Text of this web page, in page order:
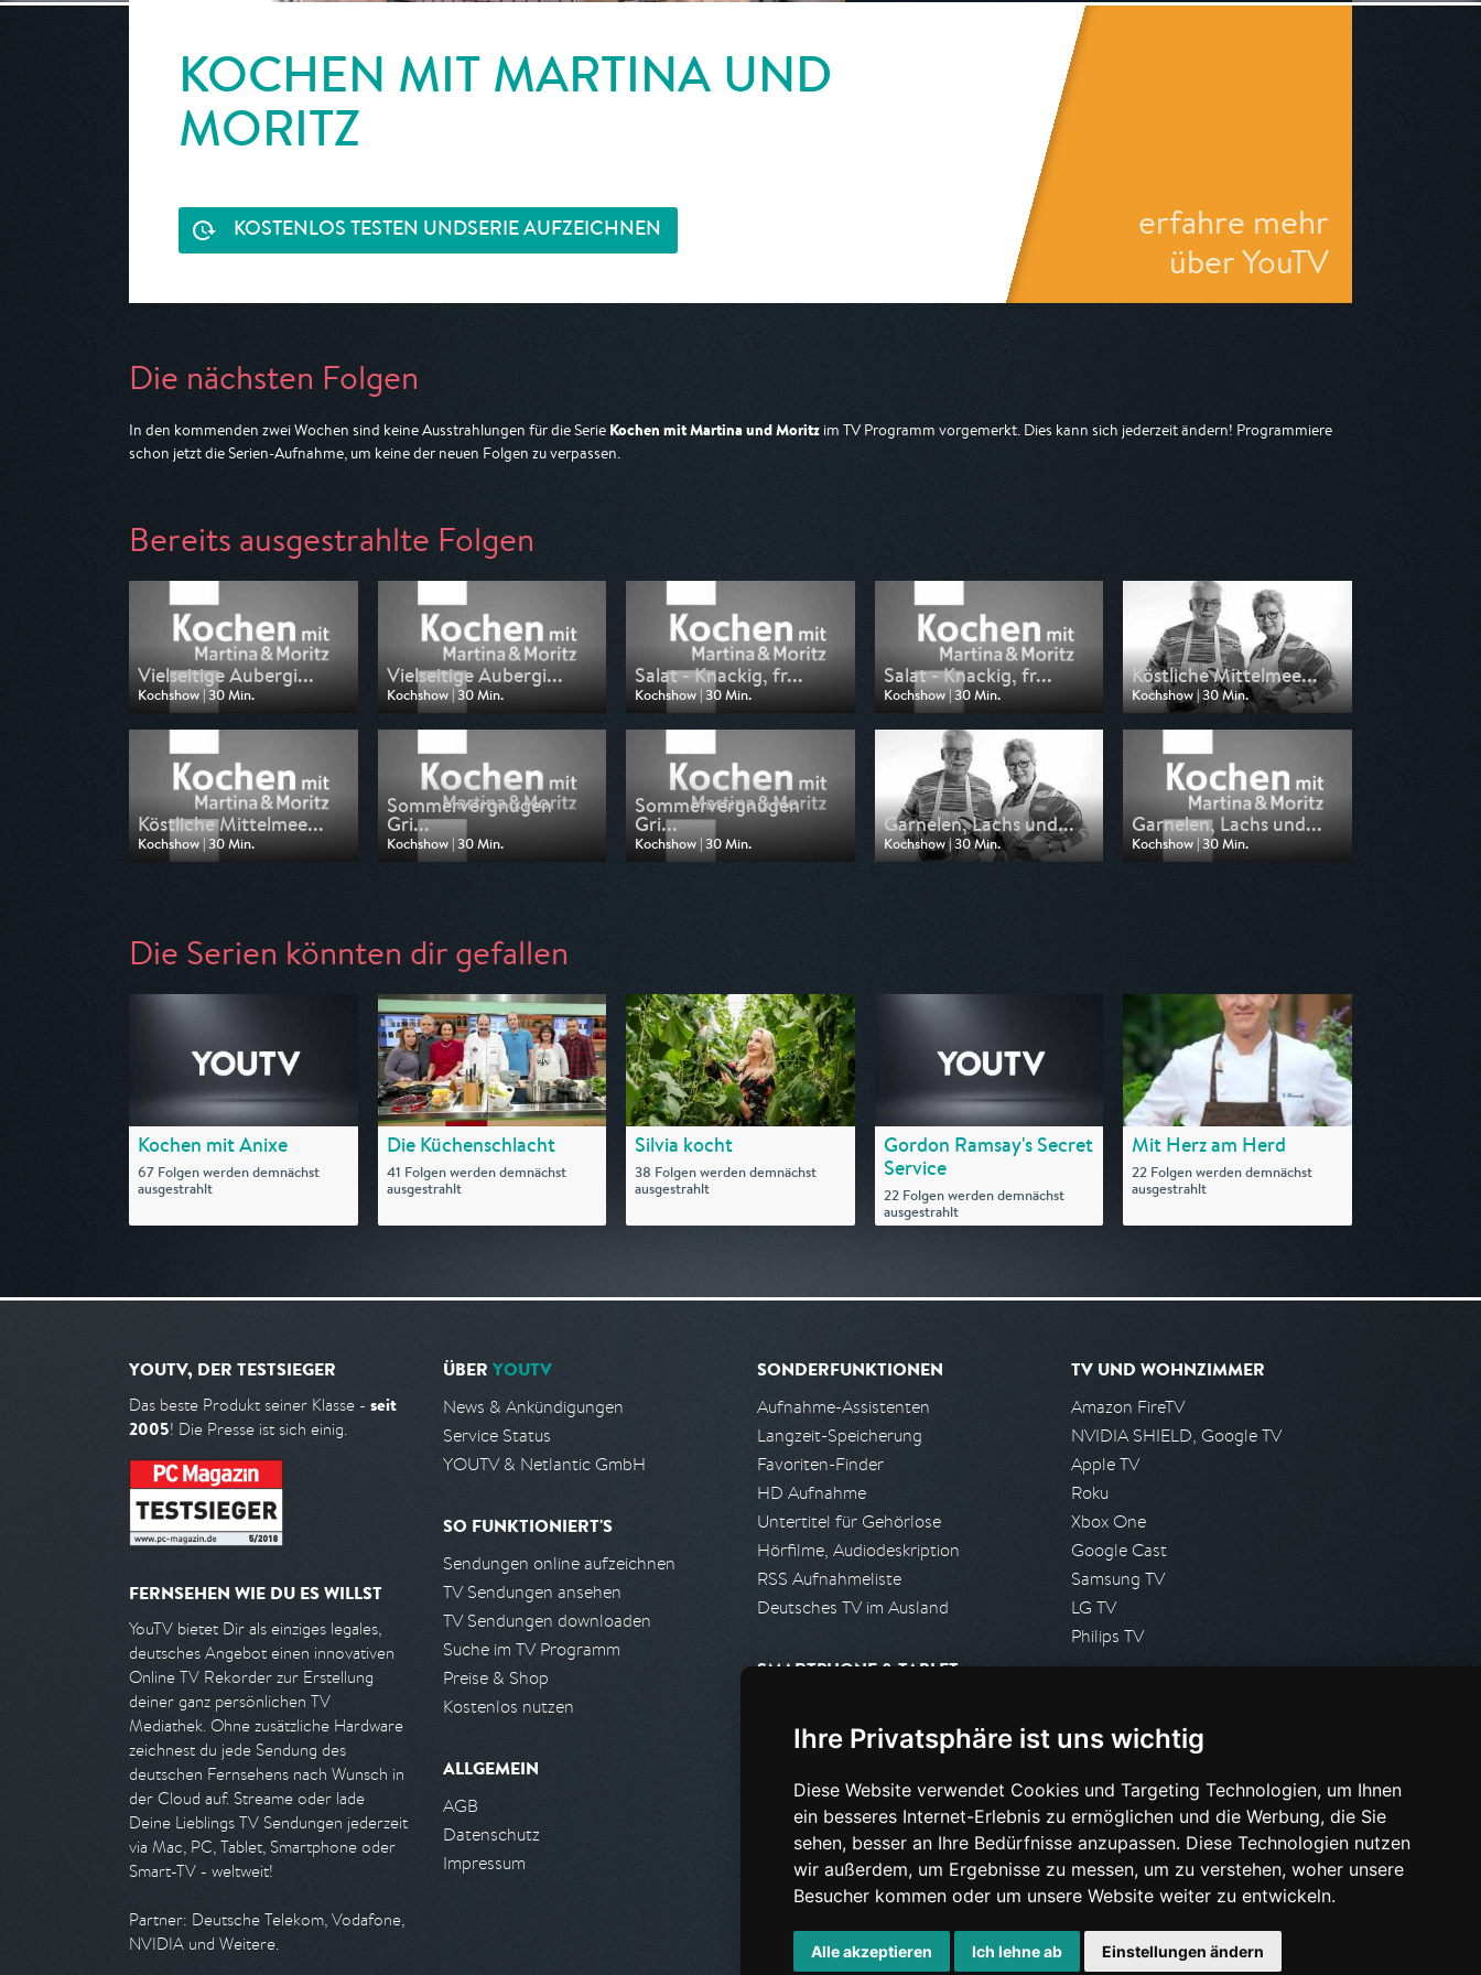
Ihre Privatsphäre ist uns wichtig
Diese Website verwendet Cookies und Targeting Technologien, um Ihnen
ein besseres Internet-Erlebnis zu ermöglichen und die Werbung, die Sie
sehen, besser an Ihre Bedürfnisse anzupassen. Diese Technologien nutzen
wir außerdem, um Ergebnisse zu messen, um zu verstehen, woher unsere
Besucher kommen oder um unsere Website weiter zu entwickeln.
Alle akzeptieren Ich lehne ab Einstellungen ändern
KOCHEN MIT MARTINA UND
MORITZ
KOSTENLOS TESTEN UNDSERIE AUFZEICHNEN
erfahre mehr
über YouTV
Die nächsten Folgen
In den kommenden zwei Wochen sind keine Ausstrahlungen für die Serie Kochen mit Martina und Moritz im TV Programm vorgemerkt. Dies kann sich jederzeit ändern! Programmiere
schon jetzt die Serien-Aufnahme, um keine der neuen Folgen zu verpassen.
Bereits ausgestrahlte Folgen
Vielseitige Aubergi...
Kochshow | 30 Min.
Ausgestrahlt von WDR
am 19.07.2026, 08:15
Vielseitige Aubergi...
Kochshow | 30 Min.
Ausgestrahlt von WDR
am 18.07.2026, 11:45
Salat - Knackig, fr...
Kochshow | 30 Min.
Ausgestrahlt von WDR
am 12.07.2026, 07:15
Salat - Knackig, fr...
Kochshow | 30 Min.
Ausgestrahlt von WDR
am 11.07.2026, 11:45
Köstliche Mittelmee...
Kochshow | 30 Min.
Ausgestrahlt von WDR
am 05.07.2026, 07:15
Köstliche Mittelmee...
Kochshow | 30 Min.
Ausgestrahlt von WDR
Sommervergnügen
Gri...
Kochshow | 30 Min.
Ausgestrahlt von WDR
Sommervergnügen
Gri...
Kochshow | 30 Min.
Ausgestrahlt von WDR
Garnelen, Lachs und...
Kochshow | 30 Min.
Ausgestrahlt von WDR
Garnelen, Lachs und...
Kochshow | 30 Min.
Ausgestrahlt von WDR
Die Serien könnten dir gefallen
Kochen mit Anixe
67 Folgen werden demnächst
ausgestrahlt
Die Küchenschlacht
41 Folgen werden demnächst
ausgestrahlt
Silvia kocht
38 Folgen werden demnächst
ausgestrahlt
Gordon Ramsay's Secret
Service
22 Folgen werden demnächst
ausgestrahlt
Mit Herz am Herd
22 Folgen werden demnächst
ausgestrahlt
YOUTV, DER TESTSIEGER
Das beste Produkt seiner Klasse - seit
2005! Die Presse ist sich einig.
FERNSEHEN WIE DU ES WILLST
YouTV bietet Dir als einziges legales,
deutsches Angebot einen innovativen
Online TV Rekorder zur Erstellung
deiner ganz persönlichen TV
Mediathek. Ohne zusätzliche Hardware
zeichnest du jede Sendung des
deutschen Fernsehens nach Wunsch in
der Cloud auf. Streame oder lade
Deine Lieblings TV Sendungen jederzeit
via Mac, PC, Tablet, Smartphone oder
Smart-TV - weltweit!
Partner: Deutsche Telekom, Vodafone,
NVIDIA und Weitere.
ÜBER YOUTV
News & Ankündigungen
Service Status
YOUTV & Netlantic GmbH
SO FUNKTIONIERT'S
Sendungen online aufzeichnen
TV Sendungen ansehen
TV Sendungen downloaden
Suche im TV Programm
Preise & Shop
Kostenlos nutzen
ALLGEMEIN
AGB
Datenschutz
Impressum
SONDERFUNKTIONEN
Aufnahme-Assistenten
Langzeit-Speicherung
Favoriten-Finder
HD Aufnahme
Untertitel für Gehörlose
Hörfilme, Audiodeskription
RSS Aufnahmeliste
Deutsches TV im Ausland
SMARTPHONE & TABLET
Android App
PARTNER
Partnerliste
Partner werden
TV UND WOHNZIMMER
Amazon FireTV
NVIDIA SHIELD, Google TV
Apple TV
Roku
Xbox One
Google Cast
Samsung TV
LG TV
Philips TV
Presseanfrage stellen
HILFE & SUPPORT
Häufig gestellte Fragen
Anfrage stellen